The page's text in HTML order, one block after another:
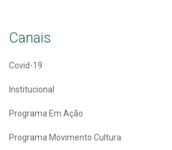
Canais
Covid-19
Institucional
Programa Em Ação
Programa Movimento Cultura